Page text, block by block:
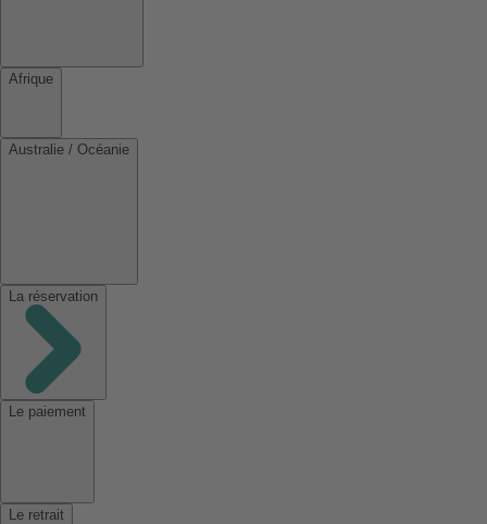
Afrique
Australie / Océanie
La réservation
Le paiement
Le retrait